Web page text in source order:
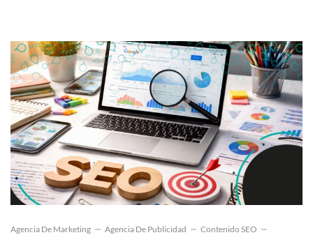
Agencia De Marketing Agencia De Publicidad
Contenido SEO